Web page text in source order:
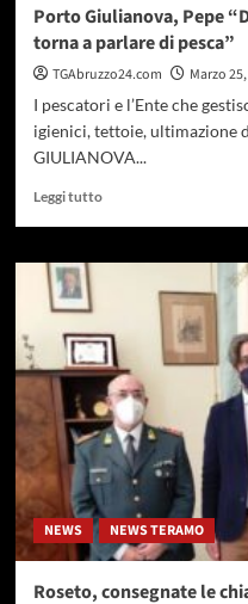
Porto Giulianova, Pepe
torna a parlare di pesca”
TGAbruzzo24.com
Marzo
I pescatori e l’Ente che
igienici, tettoie, ultimazione
GIULIANOVA...
Leggi tuttoLeggi
su
Giulianova,
Pepe
“Dopo
la
mia
visita
in
Regione
si
torna
parlare
NEWS NEWS TERAMO
Roseto, consegnate le